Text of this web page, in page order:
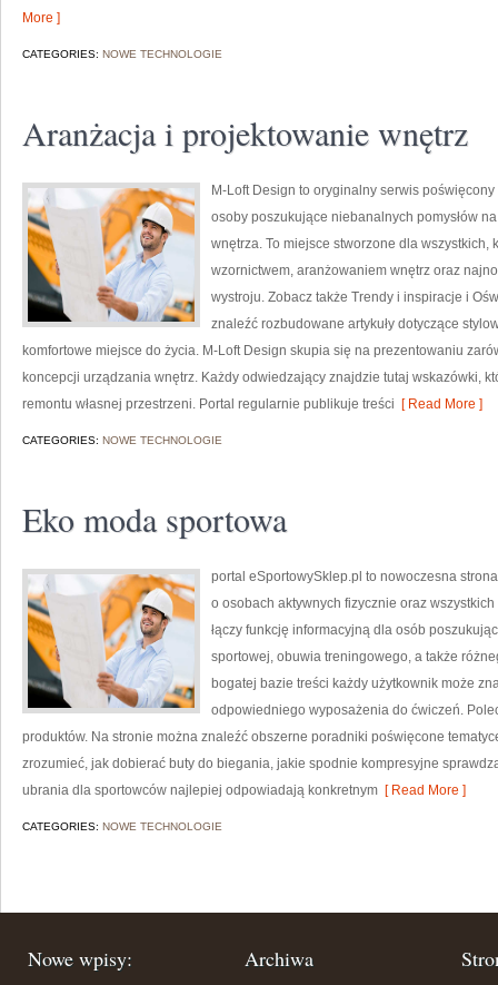
More ]
CATEGORIES: NOWE TECHNOLOGIE
Aranżacja i projektowanie wnętrz
M-Loft Design to oryginalny serwis
osoby poszukujące niebanalnych pomysłów
wnętrza. To miejsce stworzone dla
wzornictwem, aranżowaniem wnętrz oraz
wystroju. Zobacz także Trendy i inspiracje i
znaleźć rozbudowane artykuły dotyczące
komfortowe miejsce do życia. M-Loft Design skupia się na prezentowaniu
koncepcji urządzania wnętrz. Każdy odwiedzający znajdzie tutaj wskazówki,
remontu własnej przestrzeni. Portal regularnie publikuje treści [ Read More ]
CATEGORIES: NOWE TECHNOLOGIE
Eko moda sportowa
portal eSportowySklep.pl to nowoczesna
o osobach aktywnych fizycznie oraz
łączy funkcję informacyjną dla osób
sportowej, obuwia treningowego, a także
bogatej bazie treści każdy użytkownik może
odpowiedniego wyposażenia do ćwiczeń.
produktów. Na stronie można znaleźć obszerne poradniki poświęcone
zrozumieć, jak dobierać buty do biegania, jakie spodnie kompresyjne
ubrania dla sportowców najlepiej odpowiadają konkretnym [ Read More ]
CATEGORIES: NOWE TECHNOLOGIE
Nowe wpisy: Archiwa